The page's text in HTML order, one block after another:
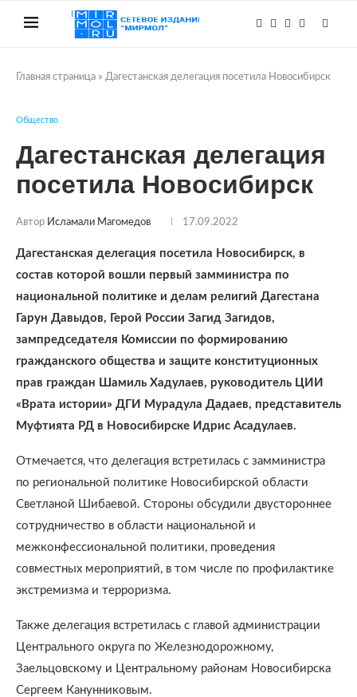
Главная страница » Дагестанская делегация посетила Новосибирск
Общество
Дагестанская делегация
посетила Новосибирск
Автор Исламали Магомедов 17.09.2022
Дагестанская делегация посетила Новосибирск, в
состав которой вошли первый замминистра по
национальной политике и делам религий Дагестана
Гарун Давыдов, Герой России Загид Загидов,
зампредседателя Комиссии по формированию
гражданского общества и защите конституционных
прав граждан Шамиль Хадулаев, руководитель ЦИИ
«Врата истории» ДГИ Мурадула Дадаев, представитель
Муфтията РД в Новосибирске Идрис Асадулаев.
Отмечается, что делегация встретилась с замминистра
по региональной политике Новосибирской области
Светланой Шибаевой. Стороны обсудили двустороннее
сотрудничество в области национальной и
межконфессиональной политики, проведения
совместных мероприятий, в том числе по профилактике
экстремизма и терроризма.
Также делегация встретилась с главой администрации
Центрального округа по Железнодорожному,
Заельцовскому и Центральному районам Новосибирска
Сергеем Канунниковым.